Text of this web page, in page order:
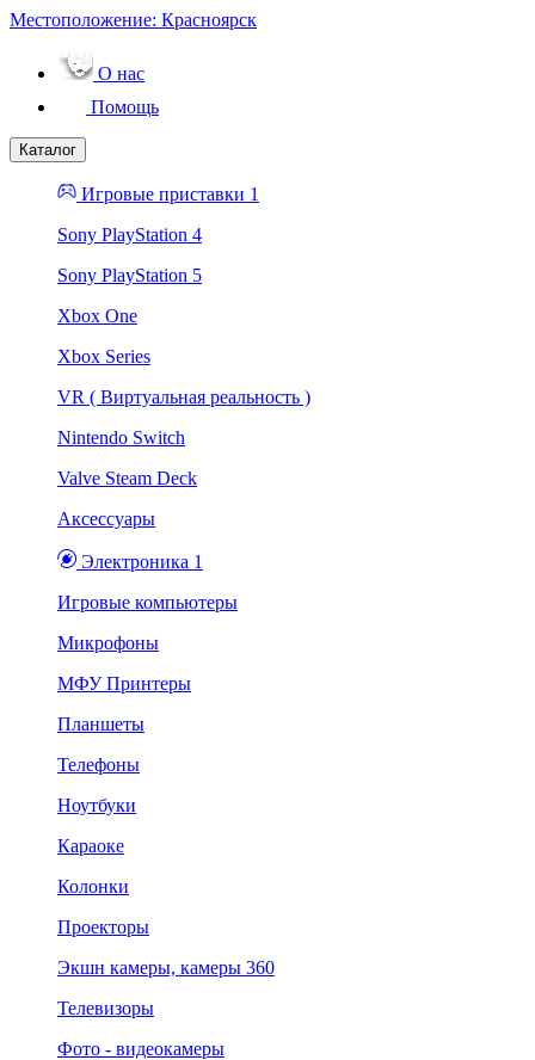
Местоположение: Красноярск
О нас
Помощь
Каталог
Игровые приставки 1
Sony PlayStation 4
Sony PlayStation 5
Xbox One
Xbox Series
VR ( Виртуальная реальность )
Nintendo Switch
Valve Steam Deck
Аксессуары
Электроника 1
Игровые компьютеры
Микрофоны
МФУ Принтеры
Планшеты
Телефоны
Ноутбуки
Караоке
Колонки
Проекторы
Экшн камеры, камеры 360
Телевизоры
Фото - видеокамеры